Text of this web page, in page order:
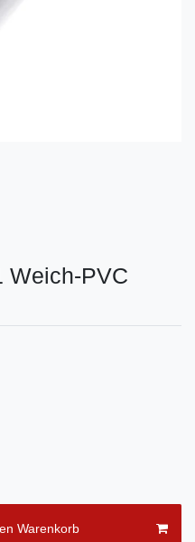
Weich-PVC
Warenkorb